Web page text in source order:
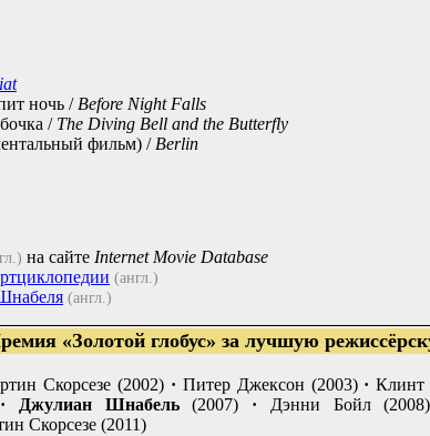
ночь / Before Night Falls
/ The Diving Bell and the Butterfly
фильм) / Berlin
на сайте Internet Movie Database
(англ.)
(англ.)
«Золотой глобус» за лучшую
Скорсезе (2002)· Питер Джексон (2003)· Клинт
Джулиан Шнабель(2007) · Дэнни Бойл (2008)
Скорсезе (2011)